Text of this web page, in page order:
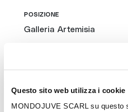
Questo sito web utilizza i cookie
MONDOJUVE SCARL su questo
POSIZIONE
Galleria Artemisia